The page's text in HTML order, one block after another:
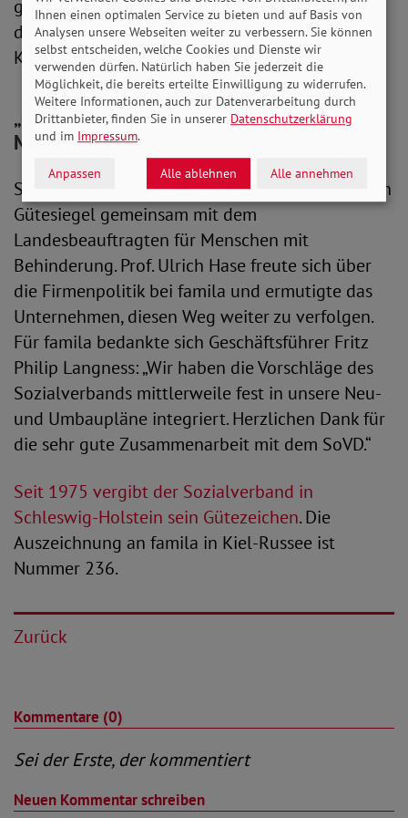
gegen läuft“, so Böttcher. „Die Preisschilder sind
dazu etwas größer, so können vor allem ältere
Kunden die Zahlen besser erkennen.“
„Qualitätsmerkmal bei der Erneuerung der
Märkte“
Seit vielen Jahren vergibt der Sozialverband sein
Gütesiegel gemeinsam mit dem
Landesbeauftragten für Menschen mit
Behinderung. Prof. Ulrich Hase freute sich über
die Firmenpolitik bei famila und ermutigte das
Unternehmen, diesen Weg weiter zu verfolgen.
Für famila bedankte sich Geschäftsführer Fritz
Philip Langness: „Wir haben die Vorschläge des
Sozialverbands mittlerweile fest in unsere Neu-
und Umbaupläne integriert. Herzlichen Dank für
die sehr gute Zusammenarbeit mit dem SoVD.“
Seit 1975 vergibt der Sozialverband in
Schleswig-Holstein sein Gütezeichen. Die
Auszeichnung an famila in Kiel-Russee ist
Nummer 236.
Zurück
Kommentare (0)
Sei der Erste, der kommentiert
Neuen Kommentar schreiben
Ihnen einen optimalen Service zu bieten und auf Basis von
Analysen unsere Webseiten weiter zu verbessern. Sie können
selbst entscheiden, welche Cookies und Dienste wir
verwenden dürfen. Natürlich haben Sie jederzeit die
Möglichkeit, die bereits erteilte Einwilligung zu widerrufen.
Weitere Informationen, auch zur Datenverarbeitung durch
Drittanbieter, finden Sie in unserer Datenschutzerklärung
und im Impressum.
Anpassen Alle ablehnen Alle annehmen